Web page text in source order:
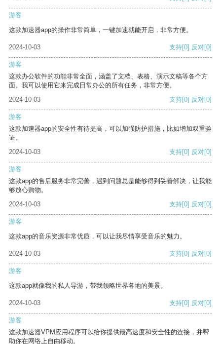
游客
这款加速器app的操作非常简单，一键加速就能开启，非常方便。
2024-10-03 支持[0] 反对[0]
游客
这款办公软件的功能非常全面，涵盖了文档、表格、演示文稿等各个方
面。我可以使用它来完成日常办公的所有任务，非常方便。
2024-10-03
支持[0] 反对[0]
游客
这款加速器app的安全性有待提高，可以加强防护措施，比如增加双重验
证。
2024-10-03
支持[0] 反对[0]
游客
这款app的售后服务非常完善，遇到问题总是能够得到妥善解决，让我能
够放心购物。
2024-10-03
支持[0] 反对[0]
游客
这款app的音乐资源非常优质，可以让我尽情享受音乐的魅力。
2024-10-03 支持[0] 反对[0]
游客
这款app就像我的私人导游，带我领略世界各地的美景。
2024-10-03 支持[0] 反对[0]
游客
这款加速器VPM应用程序可以给你提供最高速度和安全性的连接，并帮
助你在网络上自由移动。